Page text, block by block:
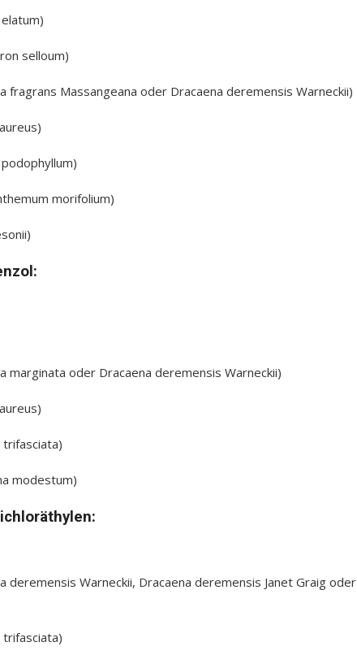
selloum)
fragrans Massangeana oder Dracaena deremensis Warneckii)
morifolium)
marginata oder Dracaena deremensis Warneckii)
trifasciata)
modestum)
deremensis Warneckii, Dracaena deremensis Janet Graig oder
trifasciata)